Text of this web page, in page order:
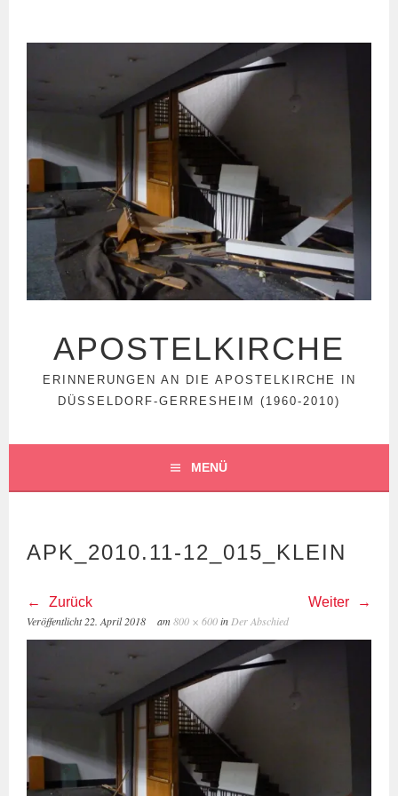
APOSTELKIRCHE
ERINNERUNGEN AN DIE APOSTELKIRCHE IN
DÜSSELDORF-GERRESHEIM (1960-2010)
MENÜ
APK_2010.11-12_015_KLEIN
Zurück Weiter
Veröffentlicht22. April 2018 am800 × 600inDer Abschied